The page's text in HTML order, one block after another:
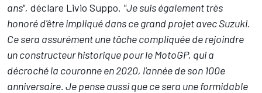
ans", déclare Livio Suppo. "Je suis également très
honoré d'être impliqué dans ce grand projet avec Suzuki.
Ce sera assurément une tâche compliquée de rejoindre
un constructeur historique pour le MotoGP, qui a
décroché la couronne en 2020, l'année de son 100e
anniversaire. Je pense aussi que ce sera une formidable